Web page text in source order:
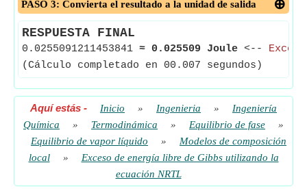
PASO 3: Convierta el resultado a la unidad de salida
RESPUESTA FINAL
0.0255091211453841 ≈ 0.025509 Joule <--
(Cálculo completado en 00.007 segundos)
Aquí estás - Inicio » Ingenieria »
Ingeniería
Química
» Termodinámica » Equilibrio de fase
»
Equilibrio de vapor líquido
»
Modelos de composición
local
»
Exceso de energía libre de Gibbs utilizando la
ecuación NRTL